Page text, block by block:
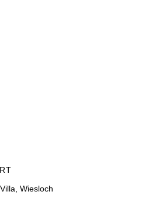
Wiesloch